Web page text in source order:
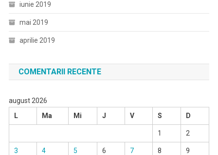
iunie 2019
mai 2019
aprilie 2019
COMENTARII RECENTE
august 2026
L
Ma Mi J V S D
1 2
3 4 5 6 7 8 9